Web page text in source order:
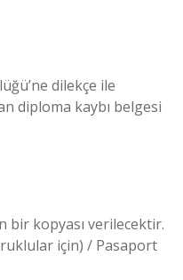
dilekçe ile
diploma kaybı belgesi
bir kopyası verilecektir.
için) / Pasaport